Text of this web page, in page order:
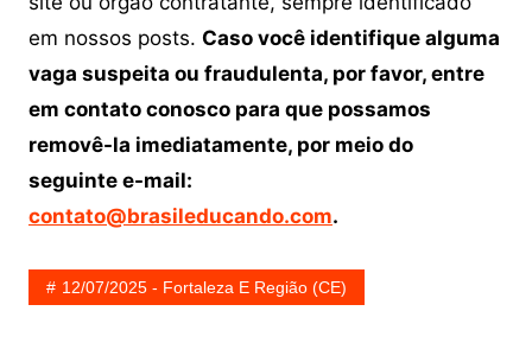
em nossos posts. Caso você identifique alguma
vaga suspeita ou fraudulenta, por favor, entre
em contato conosco para que possamos
removê-la imediatamente, por meio do
seguinte e-mail:
contato@brasileducando.com.
12/07/2025 - Fortaleza E Região (CE)